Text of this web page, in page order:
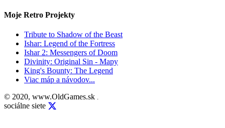
Moje Retro Projekty
Tribute to Shadow of the Beast
Ishar: Legend of the Fortress
Ishar 2: Messengers of Doom
Divinity: Original Sin - Mapy
King's Bounty: The Legend
Viac máp a návodov...
© 2020, www.OldGames.sk .
sociálne siete